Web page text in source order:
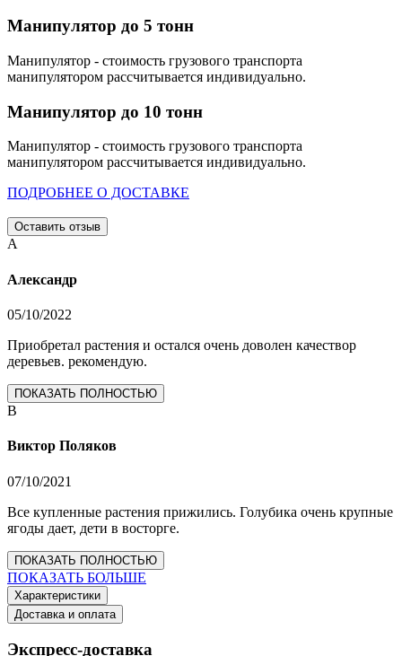
Манипулятор до 5 тонн
Манипулятор - стоимость грузового транспорта
манипулятором рассчитывается индивидуально.
Манипулятор до 10 тонн
Манипулятор - стоимость грузового транспорта
манипулятором рассчитывается индивидуально.
ПОДРОБНЕЕ О ДОСТАВКЕ
Оставить отзыв
А
Александр
05/10/2022
Приобретал растения и остался очень доволен качествор
деревьев. рекомендую.
ПОКАЗАТЬ ПОЛНОСТЬЮ
В
Виктор Поляков
07/10/2021
Все купленные растения прижились. Голубика очень крупные
ягоды дает, дети в восторге.
ПОКАЗАТЬ ПОЛНОСТЬЮ
ПОКАЗАТЬ БОЛЬШЕ
Характеристики
Доставка и оплата
Экспресс-доставка